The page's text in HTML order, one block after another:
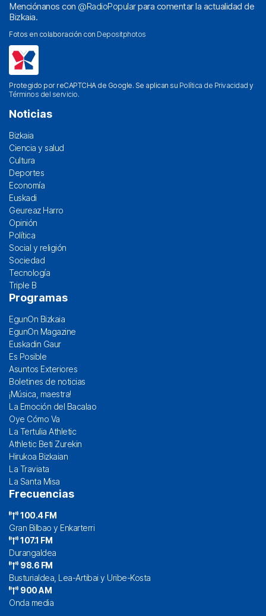
Menciónanos con @RadioPopularpara comentar la actualidad de
Bizkaia.
Fotos en colaboración con Depositphotos
Protegido por reCAPTCHA de Google. Se aplican su Política de Privacidad y
Términos del servicio.
Noticias
Bizkaia
Ciencia y salud
Cultura
Deportes
Economía
Euskadi
Geureaz Harro
Opinión
Política
Social y religión
Sociedad
Tecnología
Triple B
Programas
EgunOn Bizkaia
EgunOn Magazine
Euskadin Gaur
Es Posible
Asuntos Exteriores
Boletines de noticias
¡Música, maestra!
La Emoción del Bacalao
Oye Cómo Va
La Tertulia Athletic
Athletic Beti Zurekin
Hirukoa Bizkaian
La Traviata
La Santa Misa
Frecuencias
100.4 FM
Gran Bilbao y Enkarterri
107.1 FM
Durangaldea
98.6 FM
Busturialdea, Lea-Artibai y Uribe-Kosta
900 AM
Onda media